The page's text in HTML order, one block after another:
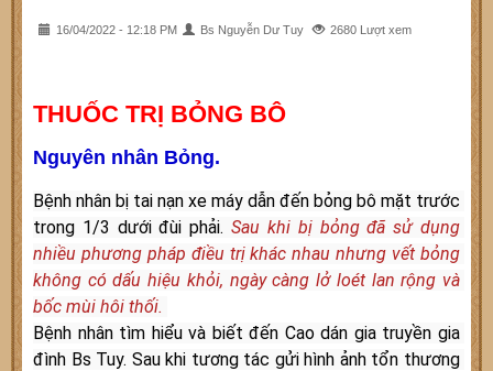
16/04/2022 - 12:18 PM Bs Nguyễn Dư Tuy 2680 Lượt xem
THUỐC TRỊ BỎNG BÔ
Nguyên nhân Bỏng.
Bệnh nhân bị tai nạn xe máy dẫn đến bỏng bô mặt trước
trong 1/3 dưới đùi phải. Sau khi bị bỏng đã sử dụng
nhiều phương pháp điều trị khác nhau nhưng vết bỏng
không có dấu hiệu khỏi, ngày càng lở loét lan rộng và
bốc mùi hôi thối.
Bệnh nhân tìm hiểu và biết đến Cao dán gia truyền gia
đình Bs Tuy. Sau khi tương tác gửi hình ảnh tổn thương